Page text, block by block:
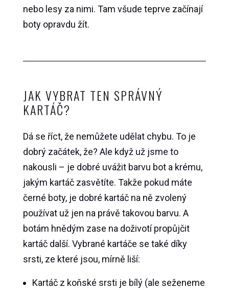
nebo lesy za nimi. Tam všude teprve začínají
boty opravdu žít.
JAK VYBRAT TEN SPRÁVNÝ
KARTÁČ?
Dá se říct, že nemůžete udělat chybu. To je
dobrý začátek, že? Ale když už jsme to
nakousli – je dobré uvážit barvu bot a krému,
jakým kartáč zasvětíte. Takže pokud máte
černé boty, je dobré kartáč na ně zvolený
používat už jen na právě takovou barvu. A
botám hnědým zase na doživotí propůjčit
kartáč další. Vybrané kartáče se také díky
srsti, ze které jsou, mírně liší:
Kartáč z koňské srsti je bílý (ale seženeme